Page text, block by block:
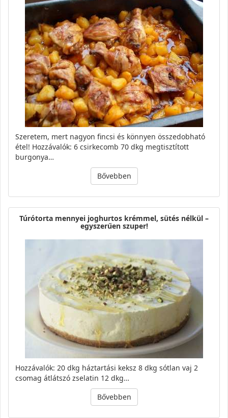
Szeretem, mert nagyon fincsi és könnyen összedobható
étel! Hozzávalók: 6 csirkecomb 70 dkg megtisztított
burgonya…
Bővebben
Túrótorta mennyei joghurtos krémmel, sütés nélkül –
egyszerűen szuper!
Hozzávalók: 20 dkg háztartási keksz 8 dkg sótlan vaj 2
csomag átlátszó zselatin 12 dkg…
Bővebben